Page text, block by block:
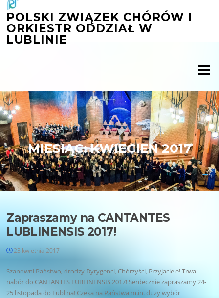
Przejdź
treści
POLSKI ZWIĄZEK CHÓRÓW I
ORKIESTR ODDZIAŁ W
LUBLINIE
Menu
MIESIĄC:KWIECIEŃ 2017
Zapraszamy na CANTANTES
LUBLINENSIS 2017!
23 kwietnia 2017
Szanowni Państwo, drodzy Dyrygenci, Chórzyści, Przyjaciele! Trwa
nabór do CANTANTES LUBLINENSIS 2017! Serdecznie zapraszamy 24-
25 listopada do Lublina! Czeka na Państwa m.in. duży wybór